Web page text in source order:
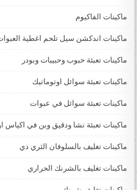
ماكينات الفاكيوم
ماكينات اندكشن سيل تلحم اغطية العبوات
ماكينات تعبئة حبوب وحبيبات وبودر
ماكينات تعبئة سوائل اوتوماتيك
ماكينات تعبئة سوائل في عبوات
ماكينات تعبئة نشا ودقيق وبن في اكياس
ماكينات تغليف بالسلوفان الثري دي
ماكينات تغليف بالشرنك الحراري